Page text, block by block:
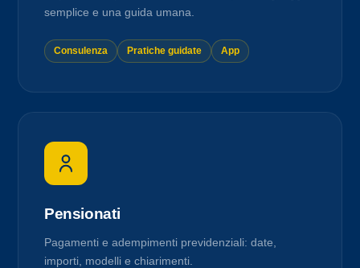
semplice e una guida umana.
Consulenza Pratiche guidate App
Pensionati
Pagamenti e adempimenti previdenziali: date,
importi, modelli e chiarimenti.